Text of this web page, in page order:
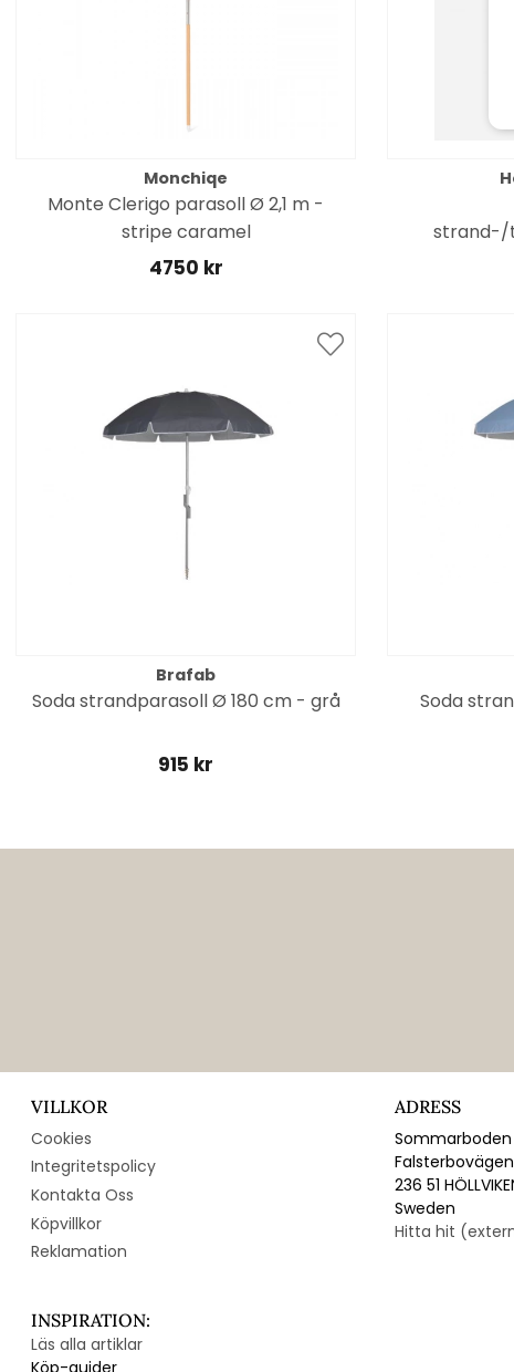
Monchiqe
Monte Clerigo parasoll Ø 2,1 m -
stripe caramel
4750 kr
strand-/
Brafab
Soda strandparasoll Ø 180 cm - grå
915 kr
Soda
VILLKOR
Cookies
Integritetspolicy
Kontakta Oss
Köpvillkor
Reklamation
INSPIRATION:
Läs alla artiklar
Köp-guider
ADRESS
Sommarboden
236 51
Sweden
Hitta hit